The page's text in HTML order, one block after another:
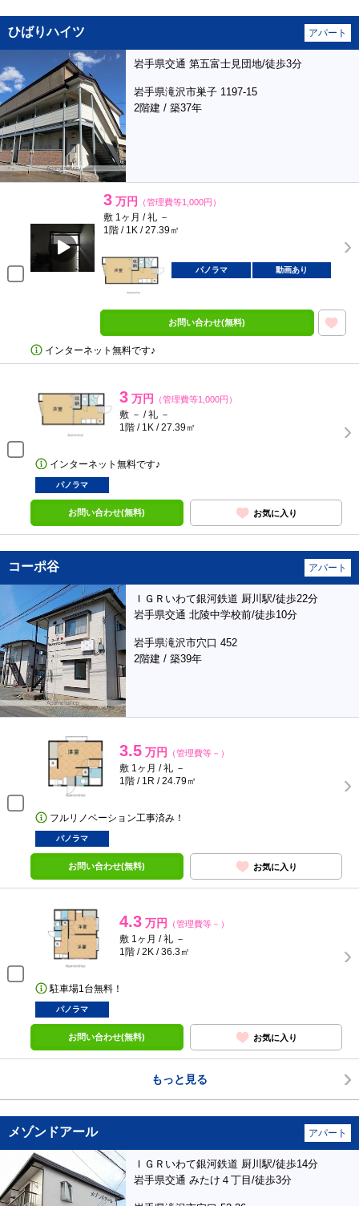
ひばりハイツ アパート
岩手県交通 第五富士見団地/徒歩3分
岩手県滝沢市巣子 1197-15
2階建 / 築37年
3 万円 （管理費等1,000円）
敷 1ヶ月 / 礼 －
1階 / 1K / 27.39㎡
パノラマ 動画あり
お問い合わせ(無料)
インターネット無料です♪
3 万円 （管理費等1,000円）
敷 － / 礼 －
1階 / 1K / 27.39㎡
インターネット無料です♪
パノラマ
お問い合わせ(無料) お気に入り
コーポ谷 アパート
ＩＧＲいわて銀河鉄道 厨川駅/徒歩22分
岩手県交通 北陵中学校前/徒歩10分
岩手県滝沢市穴口 452
2階建 / 築39年
3.5 万円 （管理費等－）
敷 1ヶ月 / 礼 －
1階 / 1R / 24.79㎡
フルリノベーション工事済み！
パノラマ
お問い合わせ(無料) お気に入り
4.3 万円 （管理費等－）
敷 1ヶ月 / 礼 －
1階 / 2K / 36.3㎡
駐車場1台無料！
パノラマ
お問い合わせ(無料) お気に入り
もっと見る
メゾンドアール アパート
ＩＧＲいわて銀河鉄道 厨川駅/徒歩14分
岩手県交通 みたけ４丁目/徒歩3分